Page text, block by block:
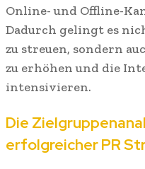
Online- und Offline-
Dadurch gelingt es
zu streuen, sondern
zu erhöhen und die
intensivieren.
Die
erfolgreicher PR